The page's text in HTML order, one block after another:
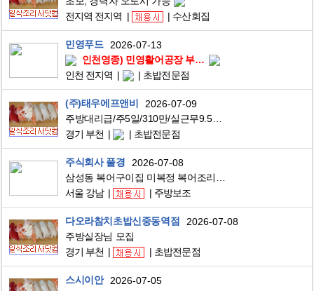
전지역 전지역
수산회집
민영푸드
2026-07-13
인천영종) 민영활어공장 부장님 모십니다.
인천 전지역
초밥전문점
(주)태우에프앤비
2026-07-09
주방대리급/주5일/310만/실근무9.5시간
경기 부천
초밥전문점
주식회사 풀경
2026-07-08
서울 강남
주방보조
다오라참치초밥신중동역점
2026-07-08
주방실장님 모집
경기 부천
초밥전문점
스시이안
2026-07-05